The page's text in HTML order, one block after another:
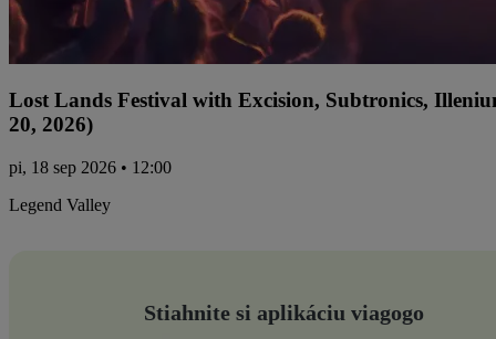
Lost Lands Festival with Excision, Subtronics,
20, 2026)
pi, 18 sep 2026 • 12:00
Legend Valley
Stiahnite si aplikáciu viagogo